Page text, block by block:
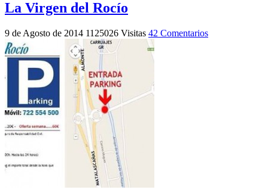
La Virgen del Rocío
9 de Agosto de 2014 1125026 Visitas 42 Comentarios